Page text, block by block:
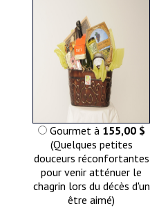
Gourmet à 155,00 $
(Quelques petites
douceurs réconfortantes
pour venir atténuer le
chagrin lors du décès d'un
être aimé)